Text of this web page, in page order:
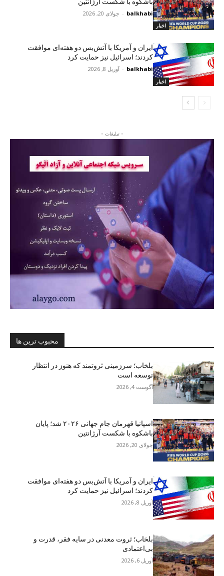
اخبار
balkhabi
- جولای 20, 2026
اخبار
ایران و آمریکا با آتش‌بس دو هفته‌ای موافقت
کردند؛ اسرائیل نیز حمایت کرد
balkhabi
- آوریل 8, 2026
- تبلیغات -
محبوب ترین ها
بلخاب؛ سرزمینی ثروتمند که هنوز در انتظار
توسعه است
آگوست 4, 2026
اسپانیا قهرمان جام جهانی ۲۰۲۶ شد؛ پایان
باشکوه با شکست آرژانتین
جولای 20, 2026
ایران و آمریکا با آتش‌بس دو هفته‌ای موافقت
کردند؛ اسرائیل نیز حمایت کرد
آوریل 8, 2026
بلخاب؛ ثروت معدنی در سایه فقر، قدرت و
بی‌اعتمادی
آوریل 6, 2026